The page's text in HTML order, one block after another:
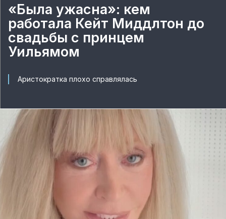
«Была ужасна»: кем
работала Кейт Миддлтон до
свадьбы с принцем
Уильямом
Аристократка плохо справлялась